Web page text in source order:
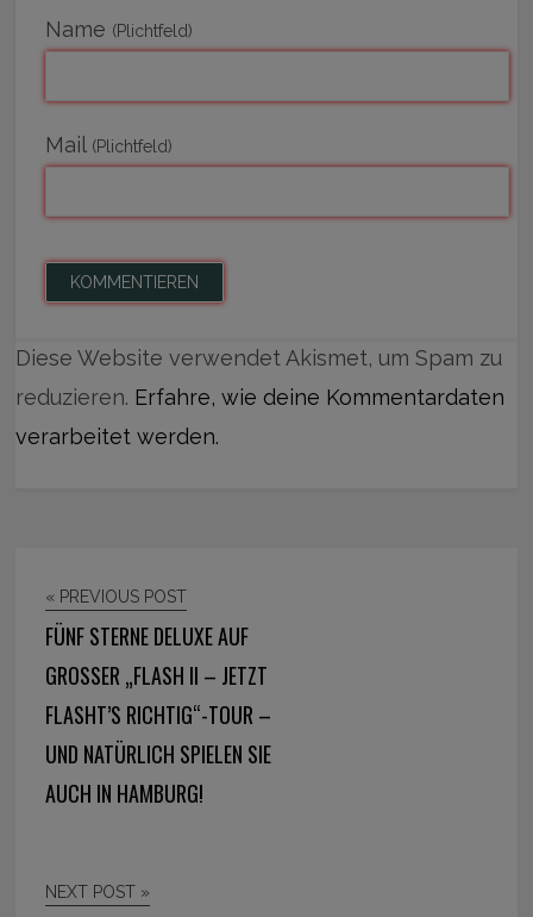
Name (Plichtfeld)
Mail (Plichtfeld)
Diese Website verwendet Akismet, um Spam zu
reduzieren. Erfahre, wie deine Kommentardaten
verarbeitet werden.
« PREVIOUS POST
FÜNF STERNE DELUXE AUF
GROSSER „FLASH II – JETZT F
LASHT’S RICHTIG“-TOUR – U
ND NATÜRLICH SPIELEN SIE A
UCH IN HAMBURG!
NEXT POST »